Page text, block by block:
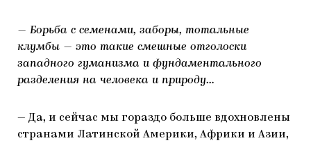
— Борьба с семенами, заборы, тотальные
клумбы — это такие смешные отголоски
западного гуманизма и фундаментального
разделения на человека и природу…
— Да, и сейчас мы гораздо больше вдохновлены
странами Латинской Америки, Африки и Азии,